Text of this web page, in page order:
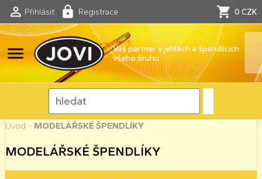
Přihlásit Registrace 0 CZK
menu
Váš partner v jehlách a špendlících
všeho druhu
Úvod - MODELÁŘSKÉ ŠPENDLÍKY
MODELÁŘSKÉ ŠPENDLÍKY